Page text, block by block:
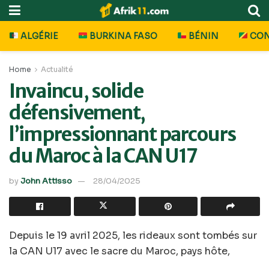
ALGÉRIE BURKINA FASO BÉNIN
Home Actualité
Invaincu, solide
défensivement,
l’impressionnant parcours
du Maroc à la CAN U17
byJohn Attisso 28/04/2025
Depuis le 19 avril 2025, les rideaux sont tombés sur
la CAN U17 avec le sacre du Maroc, pays hôte,